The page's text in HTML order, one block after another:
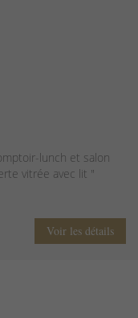
lunch et salon
vitrée avec lit "
Voir les détails